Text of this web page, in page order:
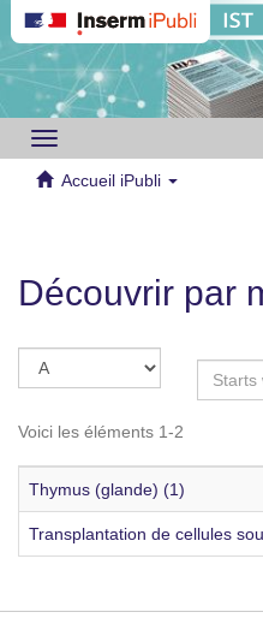
Toggle
navigation
Accueil iPubli
Découvrir par
Voici les éléments 1-2
Thymus (glande) (1)
Transplantation de cellules